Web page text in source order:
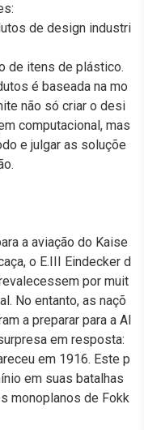
de design industri
de itens de plástico.
é baseada na mo
não só criar o desi
computacional, mas
e julgar as soluçõe
a aviação do Kaise
o E.III Eindecker d
por muit
No entanto, as naçõ
a preparar para a Al
em resposta:
em 1916. Este p
em suas batalhas
monoplanos de Fokk